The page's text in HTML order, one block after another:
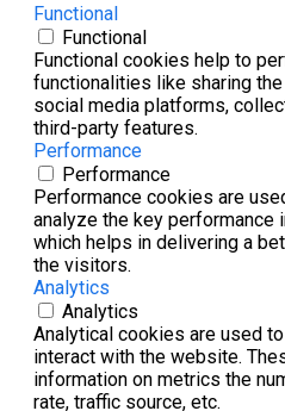
Functional
Functional
Functional cookies help to
functionalities like sharing
social media platforms,
third-party features.
Performance
Performance
Performance cookies are
analyze the key
which helps in delivering a
the visitors.
Analytics
Analytics
Analytical cookies are used
interact with the website.
information on metrics the
rate, traffic source, etc.